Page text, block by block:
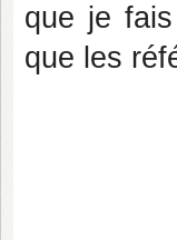
que je
que les